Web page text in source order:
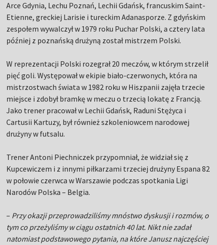
Arce Gdynia, Lechu Poznań, Lechii Gdańsk, francuskim Saint-
Etienne, greckiej Larisie i tureckim Adanasporze. Z gdyńskim
zespołem wywalczył w 1979 roku Puchar Polski, a cztery lata
później z poznańską drużyną został mistrzem Polski.
W reprezentacji Polski rozegrał 20 meczów, w którym strzelił
pięć goli. Występował w ekipie biało-czerwonych, która na
mistrzostwach świata w 1982 roku w Hiszpanii zajęła trzecie
miejsce i zdobył bramkę w meczu o trzecią lokatę z Francją.
Jako trener pracował w Lechii Gdańsk, Raduni Stężyca i
Cartusii Kartuzy, był również szkoleniowcem narodowej
drużyny w futsalu.
Trener Antoni Piechniczek przypomniał, że widział się z
Kupcewiczem i z innymi piłkarzami trzeciej drużyny Espana 82
w połowie czerwca w Warszawie podczas spotkania Ligi
Narodów Polska – Belgia.
– Przy okazji przeprowadziliśmy mnóstwo dyskusji i rozmów, o
tym co przeżyliśmy w ciągu ostatnich 40 lat. Nikt nie zadał
natomiast podstawowego pytania, na które Janusz najczęściej